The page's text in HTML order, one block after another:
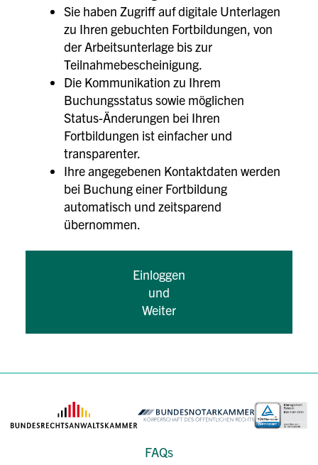
Sie haben Zugriff auf digitale Unterlagen
zu Ihren gebuchten Fortbildungen, von
der Arbeitsunterlage bis zur
Teilnahmebescheinigung.
Die Kommunikation zu Ihrem
Buchungsstatus sowie möglichen
Status-Änderungen bei Ihren
Fortbildungen ist einfacher und
transparenter.
Ihre angegebenen Kontaktdaten werden
bei Buchung einer Fortbildung
automatisch und zeitsparend
übernommen.
Einloggen
und
Weiter
FAQs